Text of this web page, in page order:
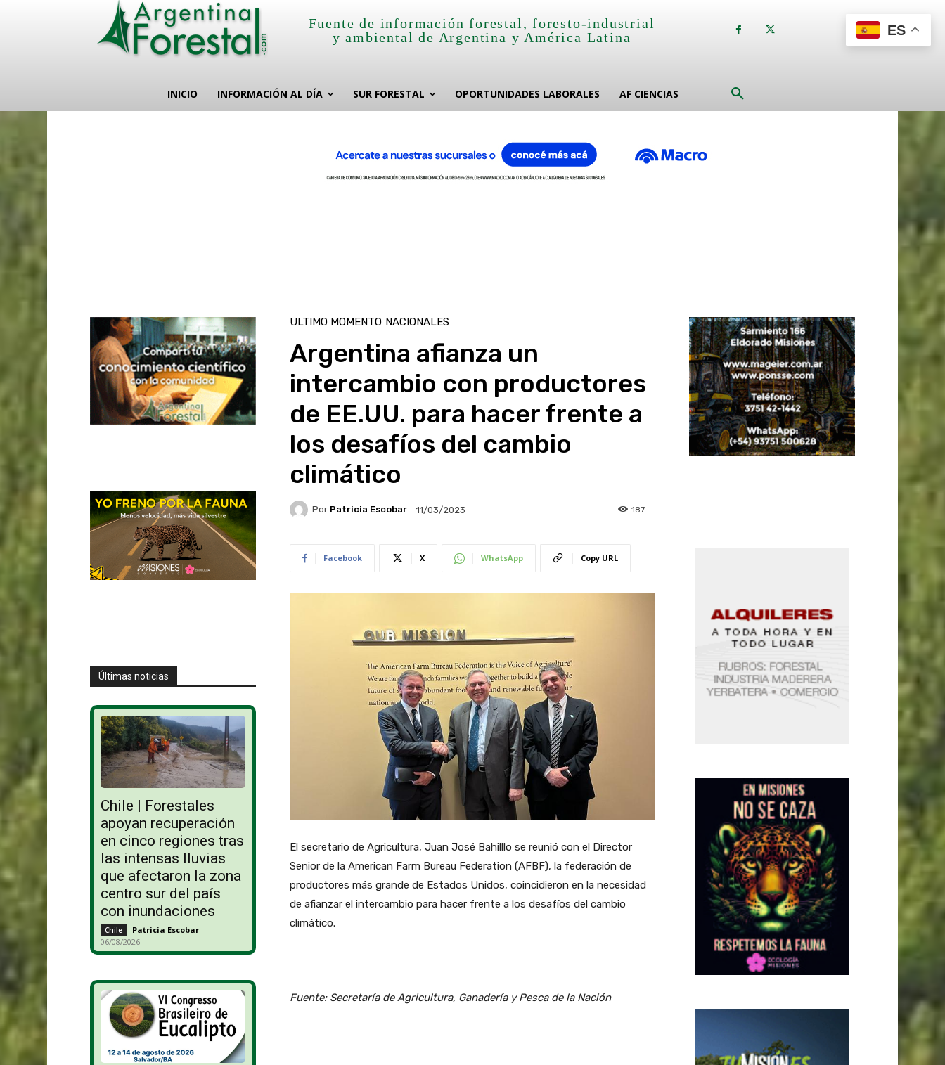
Fuente de información forestal, foresto-industrial
y ambiental de Argentina y América Latina
INICIO INFORMACIÓN AL DÍA SUR FORESTAL OPORTUNIDADES LABORALES AF CIENCIAS
Últimas noticias
Chile | Forestales
apoyan recuperación
en cinco regiones tras
las intensas lluvias
que afectaron la zona
centro sur del país
con inundaciones
Chile Patricia Escobar -
06/08/2026
ULTIMO MOMENTO NACIONALES
Argentina afianza un
intercambio con productores
de EE.UU. para hacer frente a
los desafíos del cambio
climático
Por Patricia Escobar 11/03/2023 187
Facebook X WhatsApp Copy URL
El secretario de Agricultura, Juan José Bahilllo se reunió con el Director
Senior de la American Farm Bureau Federation (AFBF), la federación de
productores más grande de Estados Unidos, coincidieron en la necesidad
de afianzar el intercambio para hacer frente a los desafíos del cambio
climático.
Fuente: Secretaría de Agricultura, Ganadería y Pesca de la Nación
ES